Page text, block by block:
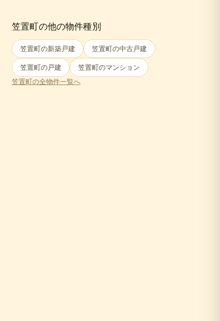
笠置町 の他の物件種別
笠置町の新築戸建 笠置町の中古戸建
笠置町の戸建 笠置町のマンション
笠置町の全物件一覧へ